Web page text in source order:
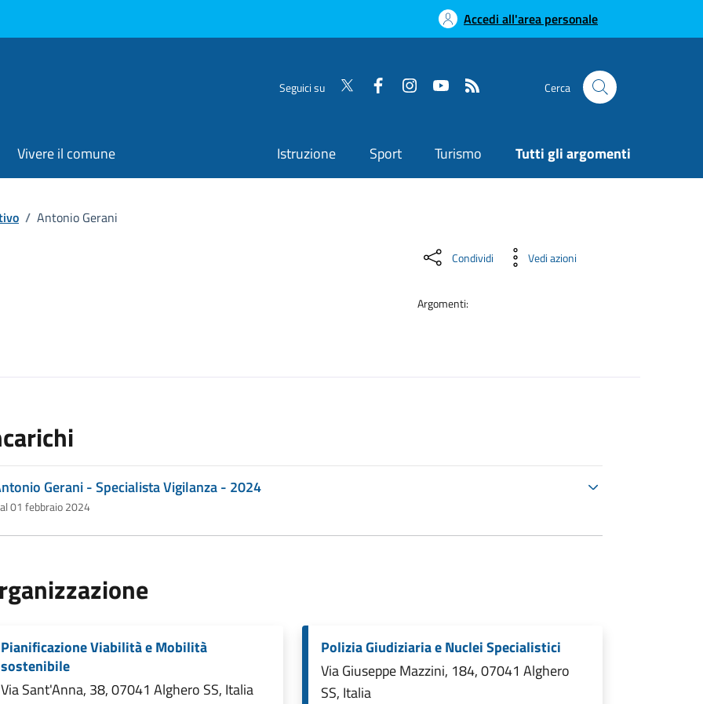
Accedi all'area personale
Seguici su Cerca
Vivere il comune Istruzione Sport Turismo Tutti gli argomenti
/ Antonio Gerani
Condividi Vedi azioni
Argomenti:
Gerani - Specialista Vigilanza - 2024
01 febbraio 2024
Pianificazione Viabilità e Mobilità
sostenibile
Via Sant'Anna, 38, 07041 Alghero SS, Italia
Polizia Giudiziaria e Nuclei Specialistici
Via Giuseppe Mazzini, 184, 07041 Alghero
SS, Italia